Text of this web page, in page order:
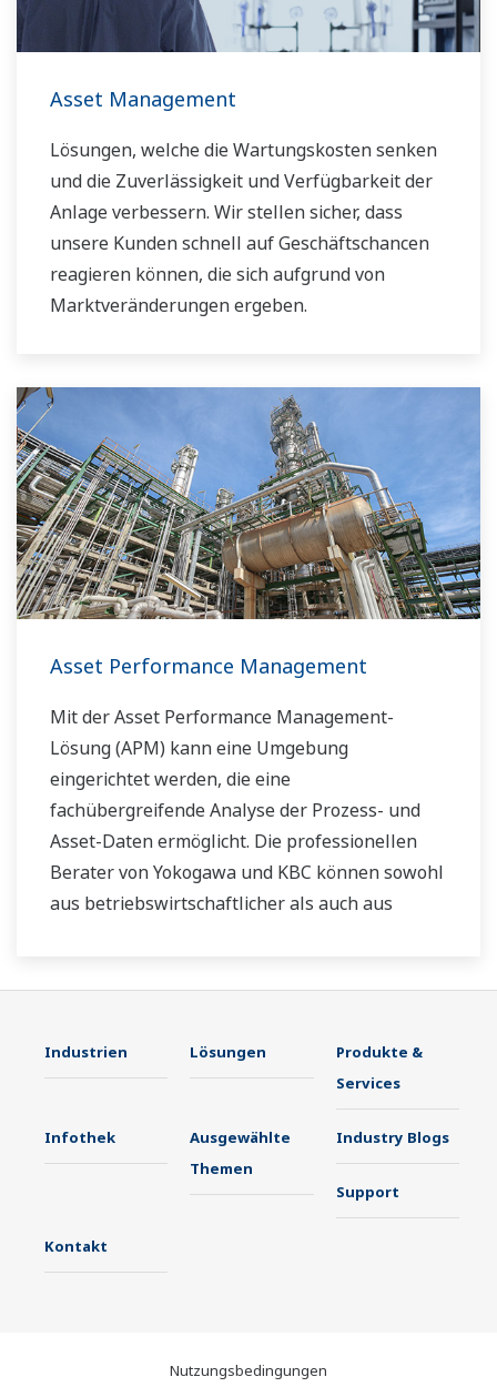
Asset Management
Lösungen, welche die Wartungskosten senken
und die Zuverlässigkeit und Verfügbarkeit der
Anlage verbessern. Wir stellen sicher, dass
unsere Kunden schnell auf Geschäftschancen
reagieren können, die sich aufgrund von
Marktveränderungen ergeben.
Asset Performance Management
Mit der Asset Performance Management-
Lösung (APM) kann eine Umgebung
eingerichtet werden, die eine
fachübergreifende Analyse der Prozess- und
Asset-Daten ermöglicht. Die professionellen
Berater von Yokogawa und KBC können sowohl
aus betriebswirtschaftlicher als auch aus
Industrien Lösungen
Produkte &
Services
Infothek
Ausgewählte
Themen
Industry Blogs
Support
Kontakt
Nutzungsbedingungen